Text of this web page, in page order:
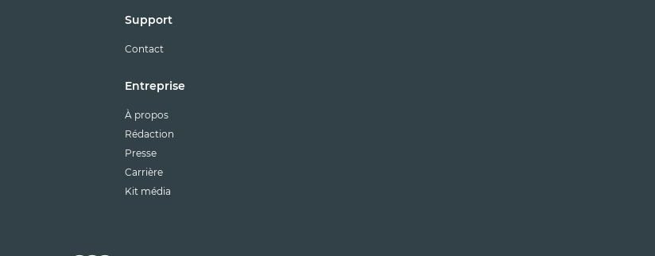
Support
Contact
Entreprise
À propos
Rédaction
Presse
Carrière
Kit média